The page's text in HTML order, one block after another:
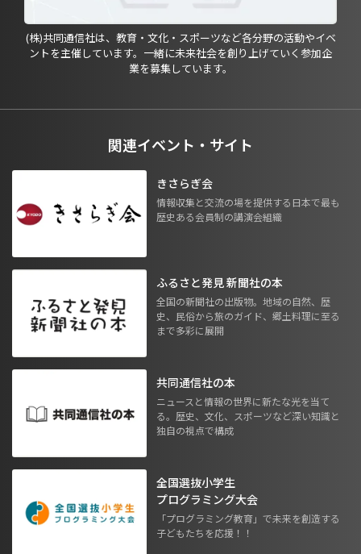
(株)共同通信社は、教育・文化・スポーツなど各分野の活動やイベ
ントを主催しています。一緒に未来社会を創り上げていく参加企
業を募集しています。
関連イベント・サイト
きさらぎ会
情報収集と交流の場を提供する日本で最も
歴史ある会員制の講演会組織
ふるさと発見 新聞社の本
全国の新聞社の出版物。地域の自然、歴
史、民俗から旅のガイド、郷土料理に至る
まで多彩に展開
共同通信社の本
ニュースと情報の世界に新たな光を当て
る。歴史、文化、スポーツなど深い知識と
独自の視点で構成
全国選抜小学生
プログラミング大会
「プログラミング教育」で未来を創造する
子どもたちを応援！！